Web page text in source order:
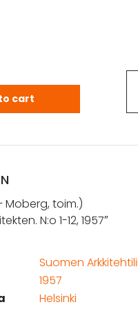
N:o 1-12,
cart
Moberg, toim.)
N:o 1-12, 1957″
Suomen
1957
Helsinki